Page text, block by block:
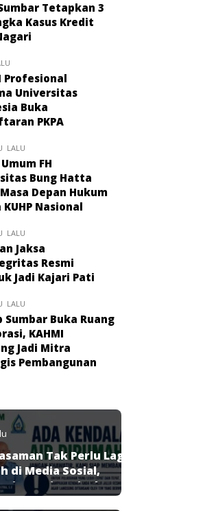
Tetapkan 3
Kasus Kredit
Profesional
Universitas
Buka
PKPA
LALU
FH
Bung Hatta
Depan Hukum
KUHP Nasional
LALU
Jaksa
Resmi
Jadi Kajari Pati
LALU
Sumbar Buka Ruang
KAHMI
Jadi Mitra
Pembangunan
Tak Perlu Lagi
di Media Sosial,
Tirta Saiyo Siapkan